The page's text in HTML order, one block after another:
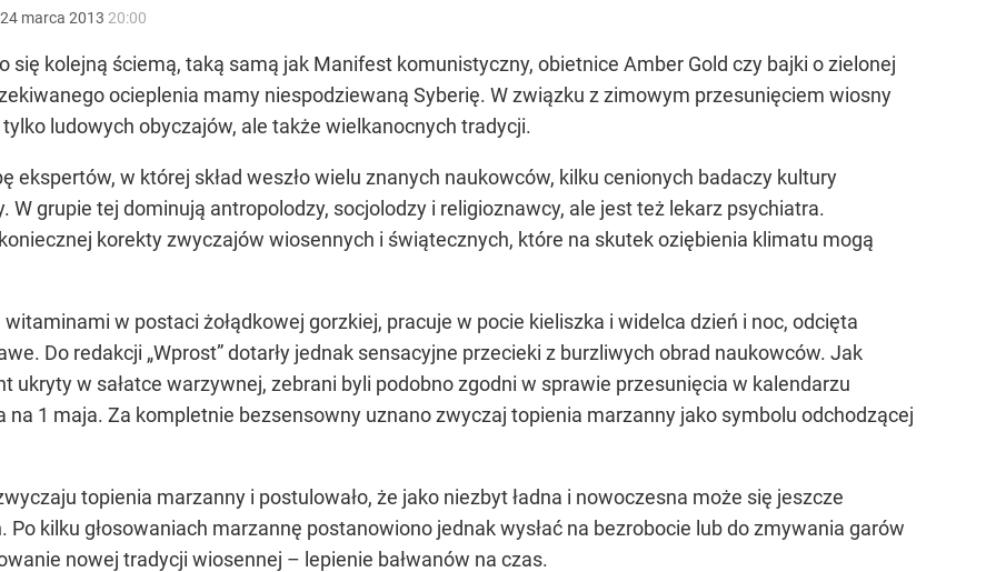
24 marca 2013 20:00
się kolejną ściemą, taką samą jak Manifest komunistyczny, obietnice Amber Gold czy bajki o zielonej
ocieplenia mamy niespodziewaną Syberię. W związku z zimowym przesunięciem wiosny
ludowych obyczajów, ale także wielkanocnych tradycji.
ekspertów, w której skład weszło wielu znanych naukowców, kilku cenionych badaczy kultury
W grupie tej dominują antropolodzy, socjolodzy i religioznawcy, ale jest też lekarz psychiatra.
korekty zwyczajów wiosennych i świątecznych, które na skutek oziębienia klimatu mogą
w postaci żołądkowej gorzkiej, pracuje w pocie kieliszka i widelca dzień i noc, odcięta
Do redakcji „Wprost” dotarły jednak sensacyjne przecieki z burzliwych obrad naukowców. Jak
ukryty w sałatce warzywnej, zebrani byli podobno zgodni w sprawie przesunięcia w kalendarzu
na 1 maja. Za kompletnie bezsensowny uznano zwyczaj topienia marzanny jako symbolu odchodzącej
topienia marzanny i postulowało, że jako niezbyt ładna i nowoczesna może się jeszcze
kilku głosowaniach marzannę postanowiono jednak wysłać na bezrobocie lub do zmywania garów
nowej tradycji wiosennej – lepienie bałwanów na czas.